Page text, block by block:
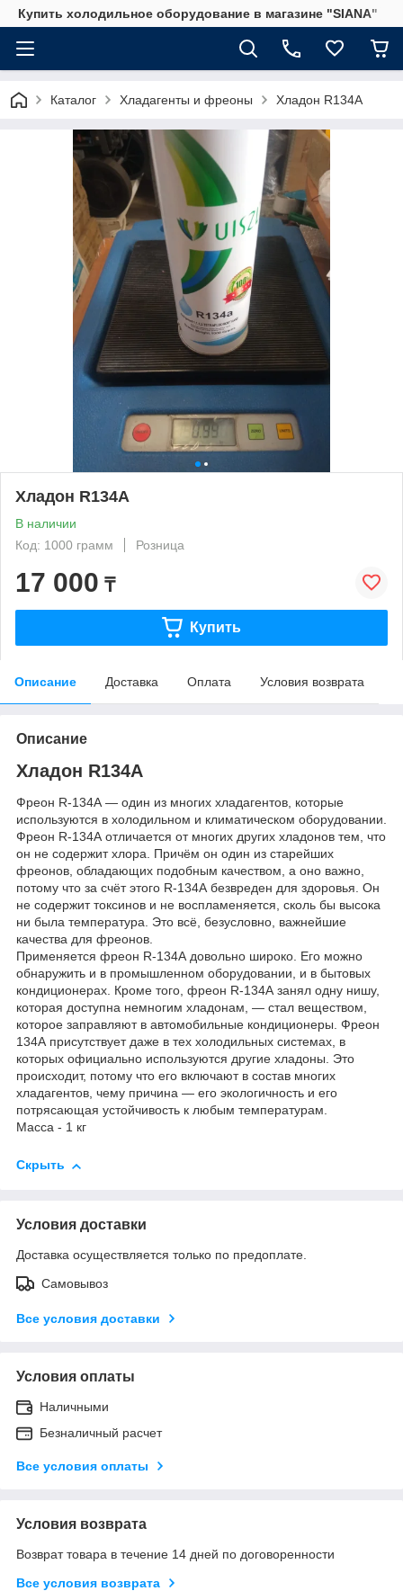
Купить холодильное оборудование в магазине "SIANA"
Каталог Хладагенты и фреоны Хладон R134A
Хладон R134A
В наличии
Код: 1000 грамм
Розница
17 000 ₸
Купить
Описание Доставка Оплата Условия возврата
Описание
Хладон R134A
Фреон R-134А — один из многих хладагентов, которые
используются в холодильном и климатическом оборудовании.
Фреон R-134А отличается от многих других хладонов тем, что
он не содержит хлора. Причём он один из старейших
фреонов, обладающих подобным качеством, а оно важно,
потому что за счёт этого R-134А безвреден для здоровья. Он
не содержит токсинов и не воспламеняется, сколь бы высока
ни была температура. Это всё, безусловно, важнейшие
качества для фреонов.
Применяется фреон R-134А довольно широко. Его можно
обнаружить и в промышленном оборудовании, и в бытовых
кондиционерах. Кроме того, фреон R-134А занял одну нишу,
которая доступна немногим хладонам, — стал веществом,
которое заправляют в автомобильные кондиционеры. Фреон
134А присутствует даже в тех холодильных системах, в
которых официально используются другие хладоны. Это
происходит, потому что его включают в состав многих
хладагентов, чему причина — его экологичность и его
потрясающая устойчивость к любым температурам.
Масса - 1 кг
Скрыть
Условия доставки
Доставка осуществляется только по предоплате.
Самовывоз
Все условия доставки
Условия оплаты
Наличными
Безналичный расчет
Все условия оплаты
Условия возврата
Возврат товара в течение 14 дней по договоренности
Все условия возврата